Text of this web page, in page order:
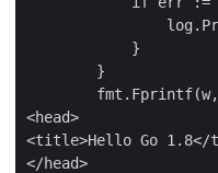
            }
        }
<head>
<title>Hello Go
</head>